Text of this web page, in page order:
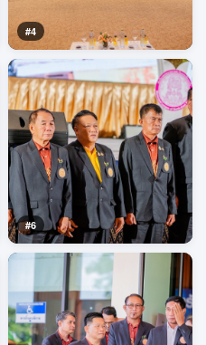
#4
#6